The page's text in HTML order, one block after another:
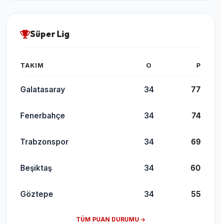
Süper Lig
TAKIM O P
Galatasaray 34 77
Fenerbahçe 34 74
Trabzonspor 34 69
Beşiktaş 34 60
Göztepe 34 55
TÜM PUAN DURUMU